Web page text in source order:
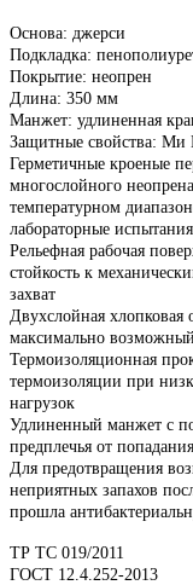
Основа: джерси
Подкладка:
Покрытие: неопрен
Длина: 350 мм
Манжет: удлиненная
Защитные свойства:
Герметичные кроеные
многослойного
температурном
лабораторные
Рельефная рабочая
стойкость к
захват
Двухслойная хлопковая
максимально
Термоизоляционная
термоизоляции при
нагрузок
Удлиненный манжет с
предплечья от
Для предотвращения
неприятных запахов
прошла
ТР ТС 019/2011
ГОСТ 12.4.252-2013